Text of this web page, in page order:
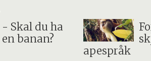
- Skal du ha
en banan?
apespråk